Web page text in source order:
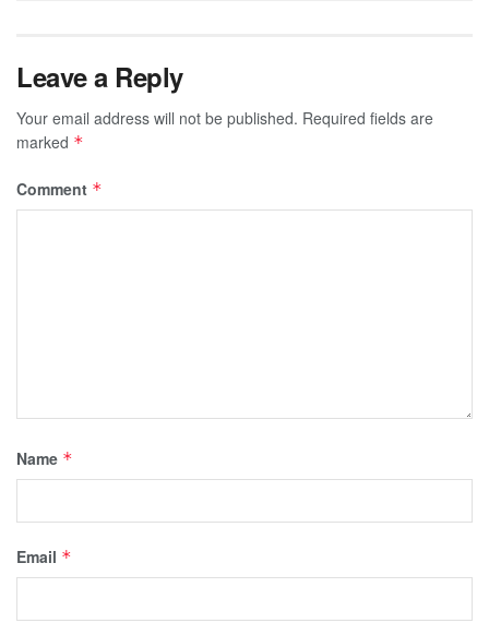
Leave a Reply
Your email address will not be published. Required fields are
marked *
Comment *
Name *
Email *